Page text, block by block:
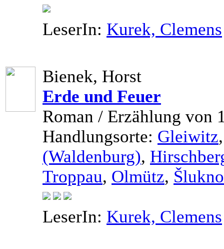
LeserIn: Kurek, Clemens
Bienek, Horst
Erde und Feuer
Roman / Erzählung von
Handlungsorte: Gleiwitz
(Waldenburg),
Troppau, Olmütz,
LeserIn: Kurek, Clemens